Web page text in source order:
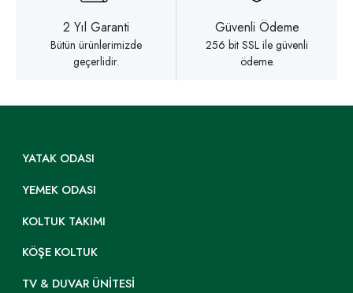
2 Yıl Garanti
Bütün ürünlerimizde
geçerlidir.
Güvenli Ödeme
256 bit SSL ile güvenli
ödeme.
YATAK ODASI
YEMEK ODASI
KOLTUK TAKIMI
KÖŞE KOLTUK
TV & DUVAR ÜNITESI